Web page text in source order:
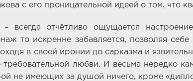
с его проницательной идеей о том, что
отчётливо ощущается
то искренне забавляется, позволяя
в своей иронии до сарказма и
любви. И весьма нередко
не имеющих за душой ничего, кроме